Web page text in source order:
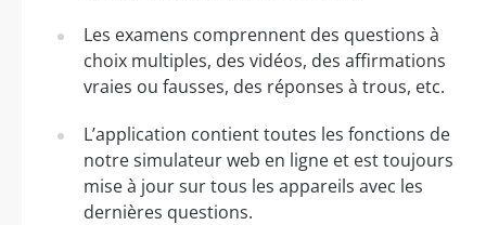
Les examens comprennent des questions à
choix multiples, des vidéos, des affirmations
vraies ou fausses, des réponses à trous, etc.
L’application contient toutes les fonctions de
notre simulateur web en ligne et est toujours
mise à jour sur tous les appareils avec les
dernières questions.